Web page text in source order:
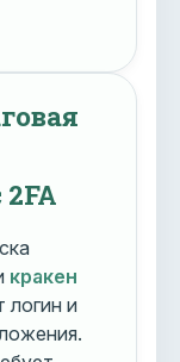
кракен
логин и